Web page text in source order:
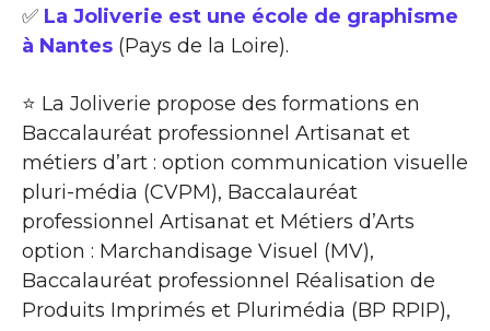
✅ La Joliverie est une école de graphisme
à Nantes (Pays de la Loire).
⭐ La Joliverie propose des formations en
Baccalauréat professionnel Artisanat et
métiers d’art : option communication visuelle
pluri-média (CVPM), Baccalauréat
professionnel Artisanat et Métiers d’Arts
option : Marchandisage Visuel (MV),
Baccalauréat professionnel Réalisation de
Produits Imprimés et Plurimédia (BP RPIP),